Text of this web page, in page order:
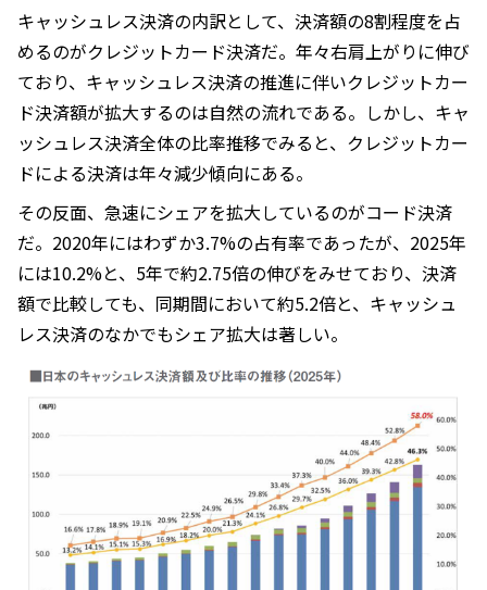
キャッシュレス決済の内訳として、決済額の8割程度を占
めるのがクレジットカード決済だ。年々右肩上がりに伸び
ており、キャッシュレス決済の推進に伴いクレジットカー
ド決済額が拡大するのは自然の流れである。しかし、キャ
ッシュレス決済全体の比率推移でみると、クレジットカー
ドによる決済は年々減少傾向にある。
その反面、急速にシェアを拡大しているのがコード決済
だ。2020年にはわずか3.7%の占有率であったが、2025年
には10.2%と、5年で約2.75倍の伸びをみせており、決済
額で比較しても、同期間において約5.2倍と、キャッシュ
レス決済のなかでもシェア拡大は著しい。